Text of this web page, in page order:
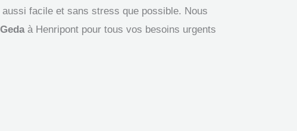
facile et sans stress que possible. Nous
à Henripont pour tous vos besoins urgents